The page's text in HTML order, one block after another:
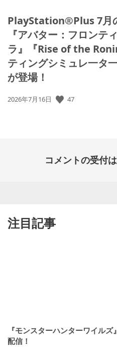
PlayStation®Plus 7月
『アバター：フロンテ
ラ』『Rise of the
ティングシミュレ一タ
が登場！
公
2026年7月16日 47
コメントの受付
注目記事
『モンスターハンターワイル
配信！